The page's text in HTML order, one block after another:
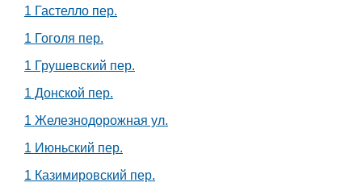
1 Гастелло пер.
1 Гоголя пер.
1 Грушевский пер.
1 Донской пер.
1 Железнодорожная ул.
1 Июньский пер.
1 Казимировский пер.